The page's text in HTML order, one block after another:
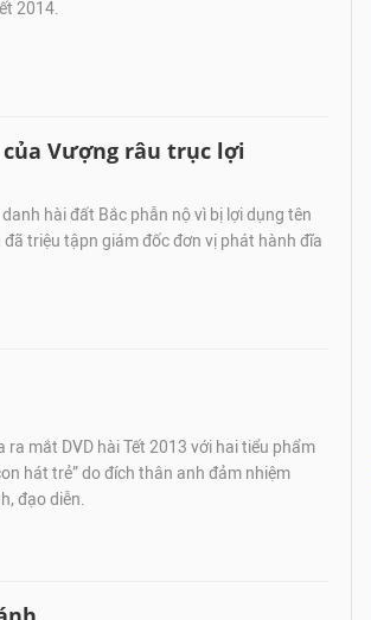
2014.
Vượng râu trục lợi
hài đất Bắc phẫn nộ vì bị lợi dụng tên
triệu tậpn giám đốc đơn vị phát hành đĩa
ra mắt DVD hài Tết 2013 với hai tiểu phẩm
hát trẻ” do đích thân anh đảm nhiệm
đạo diễn.